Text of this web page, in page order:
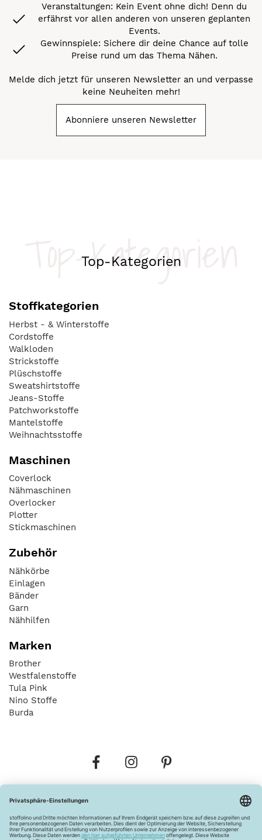
Veranstaltungen: Kein Event ohne dich! Denn du
erfährst vor allen anderen von unseren geplanten
Events.
Gewinnspiele: Sichere dir deine Chance auf tolle
Preise rund um das Thema Nähen.
Melde dich jetzt für unseren Newsletter an und verpasse
keine Neuheiten mehr!
Abonniere unseren Newsletter
Top-Kategorien
Top-Kategorien
Stoffkategorien
Herbst - & Winterstoffe
Cordstoffe
Walkloden
Strickstoffe
Plüschstoffe
Sweatshirtstoffe
Jeans-Stoffe
Patchworkstoffe
Mantelstoffe
Weihnachtsstoffe
Maschinen
Coverlock
Nähmaschinen
Overlocker
Plotter
Stickmaschinen
Zubehör
Nähkörbe
Einlagen
Bänder
Garn
Nähhilfen
Marken
Brother
Westfalenstoffe
Tula Pink
Nino Stoffe
Burda
Widerrufsbelehrung Vertrag widerrufen